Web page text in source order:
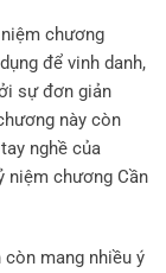
chương
để vinh danh,
sự đơn giản
này còn
nghề của
niệm chương Cần
mang nhiều ý